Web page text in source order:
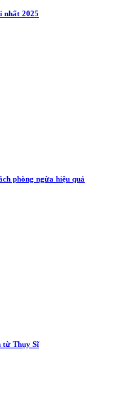
nhất 2025
phòng ngừa hiệu quả
từ Thụy Sĩ